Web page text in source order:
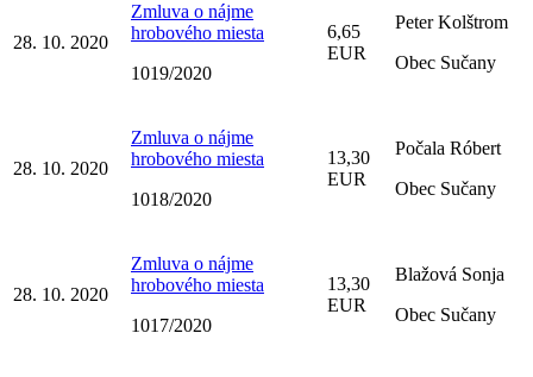
28. 10. 2020
Zmluva o nájme
hrobového miesta
1019/2020
6,65
EUR
Peter Kolštrom
Obec Sučany
28. 10. 2020
Zmluva o nájme
hrobového miesta
1018/2020
13,30
EUR
Počala Róbert
Obec Sučany
28. 10. 2020
Zmluva o nájme
hrobového miesta
1017/2020
13,30
EUR
Blažová Sonja
Obec Sučany